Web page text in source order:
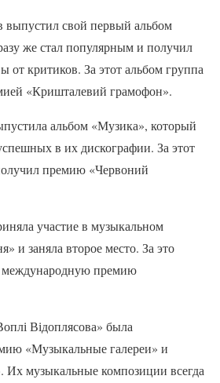
выпустил свой первый альбом
же стал популярным и получил
от критиков. За этот альбом группа
«Кришталевий грамофон».
альбом «Музика», который
в их дискографии. За этот
премию «Червоний
участие в музыкальном
и заняла второе место. За это
международную премию
Відоплясова» была
«Музыкальные галереи» и
Их музыкальные композиции всегда